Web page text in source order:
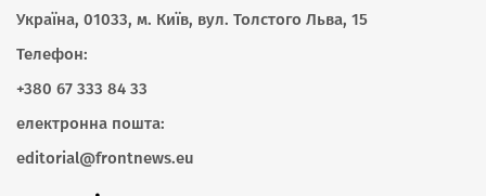
Україна, 01033, м. Київ, вул. Толстого Льва, 15
Телефон:
+380 67 333 84 33
електронна пошта:
editorial@frontnews.eu